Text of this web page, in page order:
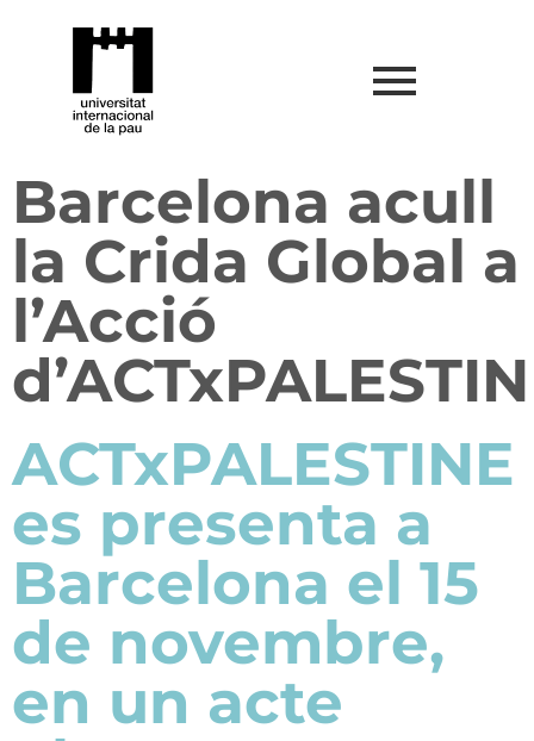
Barcelona acull
la Crida Global a
l’Acció
ACTxPALESTINE
es presenta a
Barcelona el 15
de novembre,
en un acte